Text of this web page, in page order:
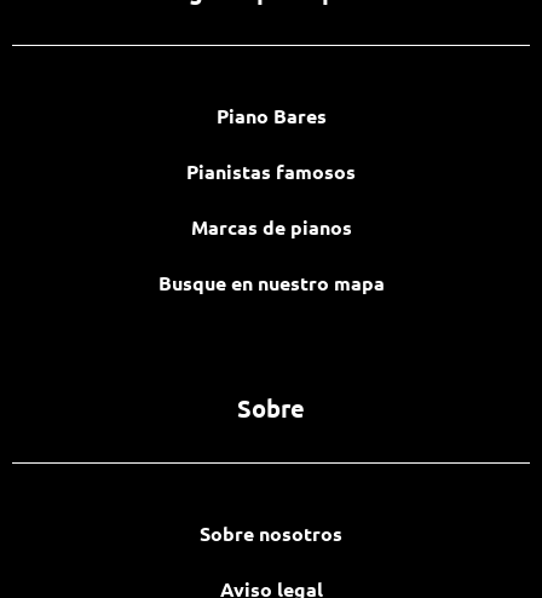
Piano Bares
Pianistas famosos
Marcas de pianos
Busque en nuestro mapa
Sobre
Sobre nosotros
Aviso legal